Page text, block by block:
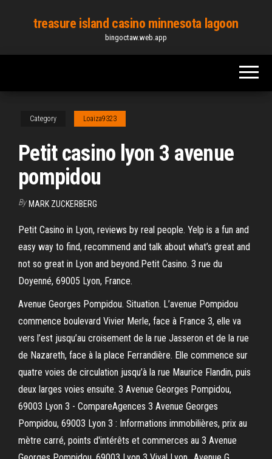
content
treasure island casino minnesota lagoon
bingoctaw.web.app
Category Loaiza9323
Petit casino lyon 3 avenue
pompidou
By MARK ZUCKERBERG
Petit Casino in Lyon, reviews by real people. Yelp is a fun and
easy way to find, recommend and talk about what’s great and
not so great in Lyon and beyond.Petit Casino. 3 rue du
Doyenné, 69005 Lyon, France.
Avenue Georges Pompidou. Situation. L’avenue Pompidou
commence boulevard Vivier Merle, face à France 3, elle va
vers l’est jusqu’au croisement de la rue Jasseron et de la rue
de Nazareth, face à la place Ferrandière. Elle commence sur
quatre voies de circulation jusqu’à la rue Maurice Flandin, puis
deux larges voies ensuite. 3 Avenue Georges Pompidou,
69003 Lyon 3 - CompareAgences 3 Avenue Georges
Pompidou, 69003 Lyon 3 : Informations immobilières, prix au
mètre carré, points d'intérêts et commerces au 3 Avenue